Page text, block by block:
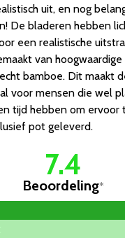
uit, en nog
De bladeren hebben
een realistische
van
bamboe. Dit maakt
voor mensen die wel
tijd hebben om ervoor
pot geleverd.
7.4
Beoordeling*